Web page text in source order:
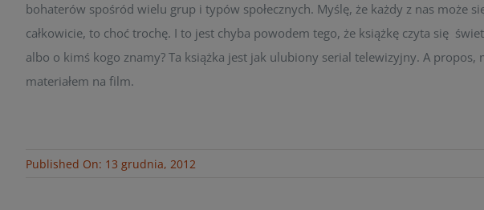
bohaterów spośród wielu grup i typów społecznych. Myślę, że każdy z nas może
całkowicie, to choć trochę. I to jest chyba powodem tego, że książkę czyta się
albo o kimś kogo znamy? Ta książka jest jak ulubiony serial telewizyjny. A propos,
materiałem na film.
Published On: 13 grudnia, 2012